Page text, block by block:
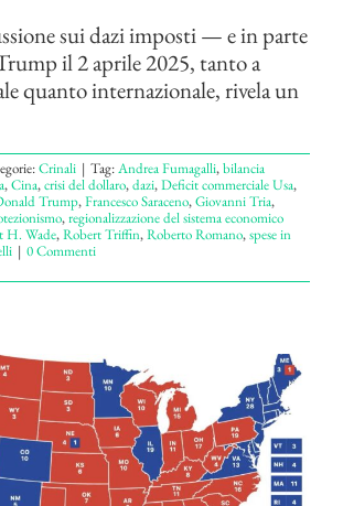
sui dazi imposti — e in parte
il 2 aprile 2025, tanto a
quanto internazionale, rivela un
Crinali | Tag:Andrea Fumagalli,bilancia
,Cina,crisi del dollaro,dazi,Deficit commerciale Usa,
Trump,Francesco Saraceno,Giovanni Tria,
,regionalizzazione del sistema economico
H. Wade,Robert Triffin,Roberto Romano,spese in
| 0 Commenti